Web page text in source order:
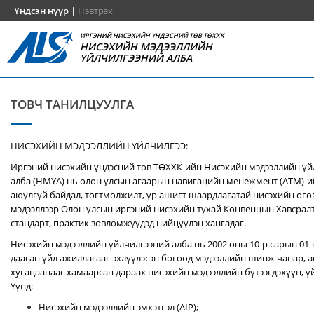
Үндсэн нүүр | Нэвтрэх
ИРГЭНИЙ НИСЭХИЙН ҮНДЭСНИЙ ТӨВ ТӨХХК
НИСЭХИЙН МЭДЭЭЛЛИЙН
ҮЙЛЧИЛГЭЭНИЙ АЛБА
ТОВЧ ТАНИЛЦУУЛГА
НИСЭХИЙН МЭДЭЭЛЛИЙН ҮЙЛЧИЛГЭЭ:
Иргэний нисэхийн үндэсний төв ТӨХХК-ийн Нисэхийн мэдээллийн
алба (НМҮА) нь олон улсын агаарын навигацийн менежмент (ATM)-
аюулгүй байдал, тогтмолжилт, үр ашигт шаардлагатай нисэхийн
мэдээллээр Олон улсын иргэний нисэхийн тухай Конвенцын
стандарт, практик зөвлөмжүүдэд нийцүүлэн хангадаг.
Нисэхийн мэдээллийн үйлчилгээний алба нь 2002 оны 10-р сарын
даасан үйл ажиллагааг эхлүүлэсэн бөгөөд мэдээллийн шинж чанар,
хугацаанаас хамаарсан дараах нисэхийн мэдээллийн бүтээгдэхүүн,
Үүнд:
Нисэхийн мэдээллийн эмхэтгэл (AIP);